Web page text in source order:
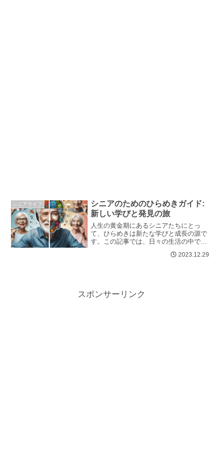
シニアライフ
シニアのためのひらめきガイド:
新しい学びと発見の旅
人生の黄金期にあるシニアたちにとっ
て、ひらめきは新たな学びと成長の源で
す。この記事では、日々の生活の中でひ
ための方法を紹介します。健康、趣味、
2023.12.29
スポンサーリンク